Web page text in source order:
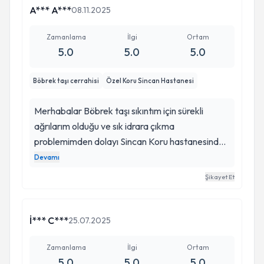
A*** A***08.11.2025
Zamanlama
5.0
İlgi
5.0
Ortam
5.0
Böbrek taşı cerrahisi Özel Koru Sincan Hastanesi
Merhabalar Böbrek taşı sıkıntım için sürekli
ağrılarım olduğu ve sık idrara çıkma
problemimden dolayı Sincan Koru hastanesinde
Dr Mehmet Bilgehan Yüksel hocamız ile tanıştım
sorun olabileceğini söyledi Ameliyat konusunda
başarılı geçti Hastane olarak doktor ve hemşire
Devamı
Şikayet Et
İ*** C***25.07.2025
Zamanlama İlgi Ortam